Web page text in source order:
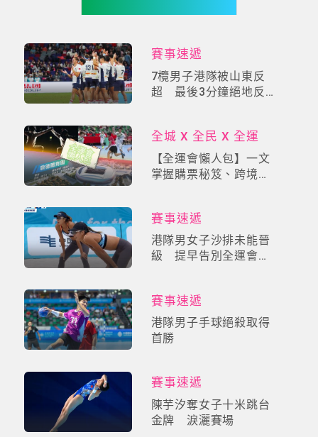
賽事速遞
7欖男子港隊被山東反
超 最後3分鐘絕地反
全城 X 全民 X 全運
【全運會懶人包】一文
掌握購票秘笈、跨境交
賽事速遞
港隊男女子沙排未能晉
級 提早告別全運會賽
賽事速遞
港隊男子手球絕殺取得
首勝
賽事速遞
陳芋汐奪女子十米跳台
金牌 淚灑賽場